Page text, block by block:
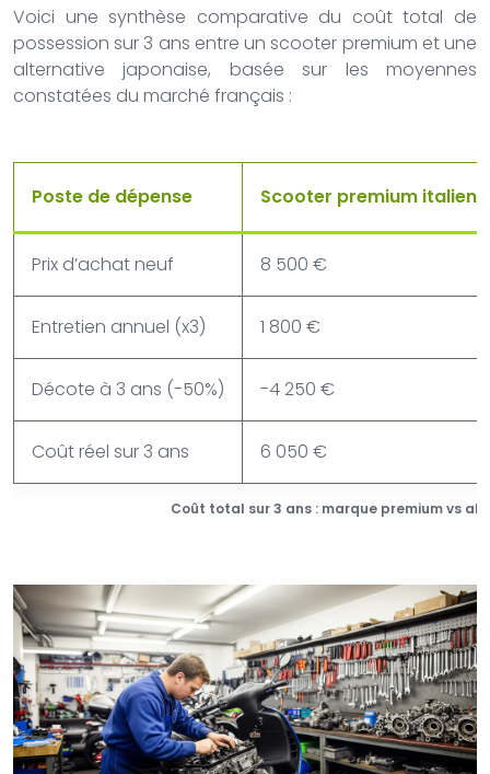
Voici une synthèse comparative du coût total de
possession sur 3 ans entre un scooter premium et une
alternative japonaise, basée sur les moyennes
constatées du marché français :
Coût total sur 3 ans : marque premium vs
Poste de dépense Scooter premium italien
Prix d’achat neuf 8 500 €
Entretien annuel (x3) 1 800 €
Décote à 3 ans (-50%) -4 250 €
Coût réel sur 3 ans 6 050 €